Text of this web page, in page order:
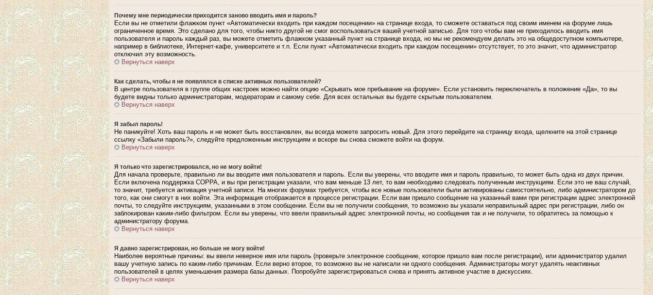
Почему мне периодически приходится заново вводить имя и пароль?
Если вы не отметили флажком пункт «Автоматически входить при каждом посещении» на странице входа, то сможете оставаться под своим именем на форуме лишь
ограниченное время. Это сделано для того, чтобы никто другой не смог воспользоваться вашей учетной записью. Для того чтобы вам не приходилось вводить имя
пользователя и пароль каждый раз, вы можете отметить флажком указанный пункт на странице входа, но мы не рекомендуем делать это на общедоступном компьютере,
например в библиотеке, Интернет-кафе, университете и т.п. Если пункт «Автоматически входить при каждом посещении» отсутствует, то это значит, что администратор
отключил эту возможность.
Вернуться наверх
Как сделать, чтобы я не появлялся в списке активных пользователей?
В центре пользователя в группе общих настроек можно найти опцию «Скрывать мое пребывание на форуме». Если установить переключатель в положение «Да», то вы
будете видны только администраторам, модераторам и самому себе. Для всех остальных вы будете скрытым пользователем.
Вернуться наверх
Я забыл пароль!
Не паникуйте! Хоть ваш пароль и не может быть восстановлен, вы всегда можете запросить новый. Для этого перейдите на страницу входа, щелкните на этой странице
ссылку «Забыли пароль?», следуйте предложенным инструкциям и вскоре вы снова сможете войти на форум.
Вернуться наверх
Я только что зарегистрировался, но не могу войти!
Для начала проверьте, правильно ли вы вводите имя пользователя и пароль. Если вы уверены, что вводите имя и пароль правильно, то может быть одна из двух причин.
Если включена поддержка COPPA, и вы при регистрации указали, что вам меньше 13 лет, то вам необходимо следовать полученным инструкциям. Если это не ваш случай,
то значит, требуется активация учетной записи. На многих форумах требуется, чтобы все новые пользователи были активированы самостоятельно, либо администратором до
того, как они смогут в них войти. Эта информация отображается в процессе регистрации. Если вам пришло сообщение на указанный вами при регистрации адрес электронной
почты, то следуйте инструкциям, указанными в этом сообщении. Если вы не получили сообщения, то возможно вы указали неправильный адрес при регистрации, либо он
заблокирован каким-либо фильтром. Если вы уверены, что ввели правильный адрес электронной почты, но сообщения так и не получили, то обратитесь за помощью к
администратору форума.
Вернуться наверх
Я давно зарегистрирован, но больше не могу войти!
Наиболее вероятные причины: вы ввели неверное имя или пароль (проверьте электронное сообщение, которое пришло вам после регистрации), или администратор удалил
вашу учетную запись по каким-либо причинам. Если верно второе, то возможно вы не написали ни одного сообщения. Администраторы могут удалять неактивных
пользователей в целях уменьшения размера базы данных. Попробуйте зарегистрироваться снова и принять активное участие в дискуссиях.
Вернуться наверх